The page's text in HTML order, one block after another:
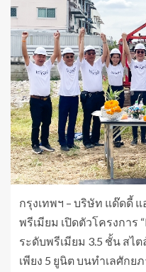
กรุงเทพฯ – บริษัท แด๊ดดี้
พรีเมียม เปิดตัวโครงการ
ระดับพรีเมียม 3.5 ชั้น สไต
เพียง 5 ยูนิต บนทำเลศัก